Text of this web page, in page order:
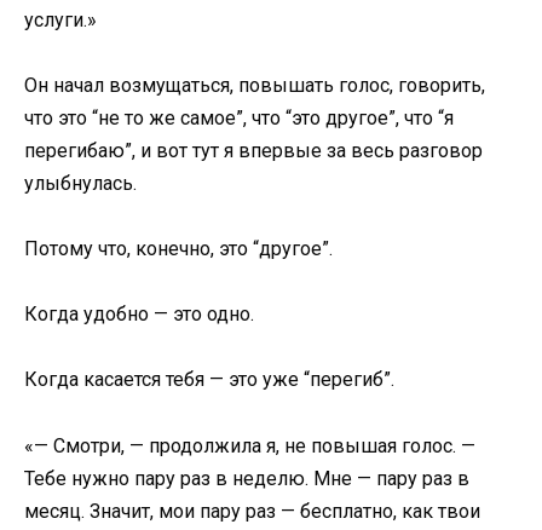
услуги.»
Он начал возмущаться, повышать голос, говорить,
что это “не то же самое”, что “это другое”, что “я
перегибаю”, и вот тут я впервые за весь разговор
улыбнулась.
Потому что, конечно, это “другое”.
Когда удобно — это одно.
Когда касается тебя — это уже “перегиб”.
«— Смотри, — продолжила я, не повышая голос. —
Тебе нужно пару раз в неделю. Мне — пару раз в
месяц. Значит, мои пару раз — бесплатно, как твои